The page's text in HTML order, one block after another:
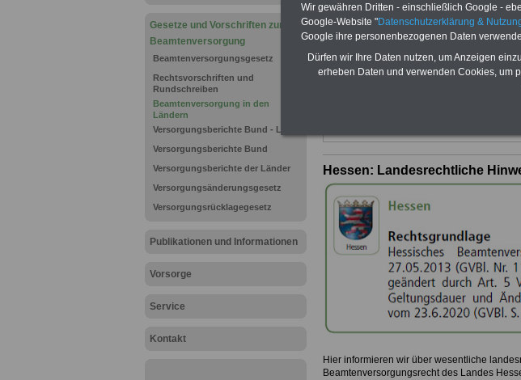
Gesetze und Vorschriften zur
Beamtenversorgung
Beamtenversorgungsgesetz
Rechtsvorschriften und
Rundschreiben
Beamtenversorgung in den
Ländern
Versorgungsberichte Bund - Länder
Versorgungsberichte Bund
Versorgungsberichte der Länder
Versorgungsänderungsgesetz
Versorgungsrücklagegesetz
Publikationen und Informationen
Vorsorge
Service
Kontakt
Hessen: Landesrechtliche
Hier informieren wir über wesentliche
Beamtenversorgungsrecht des Landes
Wir gewähren Dritten - einschließlich Google -
Google-Website "Datenschutzerklärung &
Google ihre personenbezogenen Daten
Dürfen wir Ihre Daten nutzen, um Anzeigen
erheben Daten und verwenden Cookies, um